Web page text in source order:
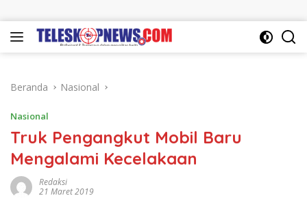
Langsung
Beranda Nasional
Nasional
Truk Pengangkut Mobil Baru
Mengalami Kecelakaan
Redaksi
21 Maret 2019